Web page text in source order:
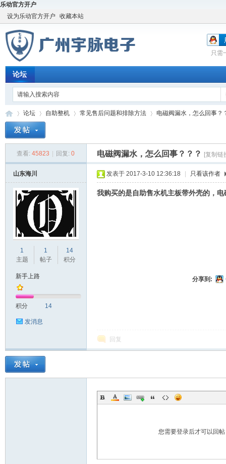
乐动官方开户
设为乐动官方开户
收藏本站
只需
论坛
电
论坛
›
自助整机
›
常见售后问题和排除方法
›
电磁阀漏水，怎么回事？
查看: 45823 回复: 0 电磁阀漏水，怎么回事？？？ [复制链
山东海川
1
主题
1
帖子
14
积分
新手上路
积分 14
发消息
发表于 2017-3-10 12:36:18 只看该作者
我购买的是自助售水机主板带外壳的，
分享到:
回复
您需要登录后才可以回帖